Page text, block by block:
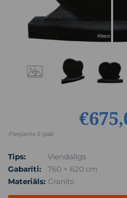
Pieejams 5 gab.
Tips:
Viendaļīgs
Gabarīti:
760 × 620 cm
Materiāls: Granīts